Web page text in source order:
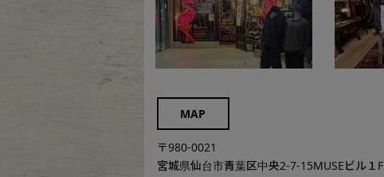
MAP
〒980-0021
宮城県仙台市青葉区中央2-7-15MUSEビル１F